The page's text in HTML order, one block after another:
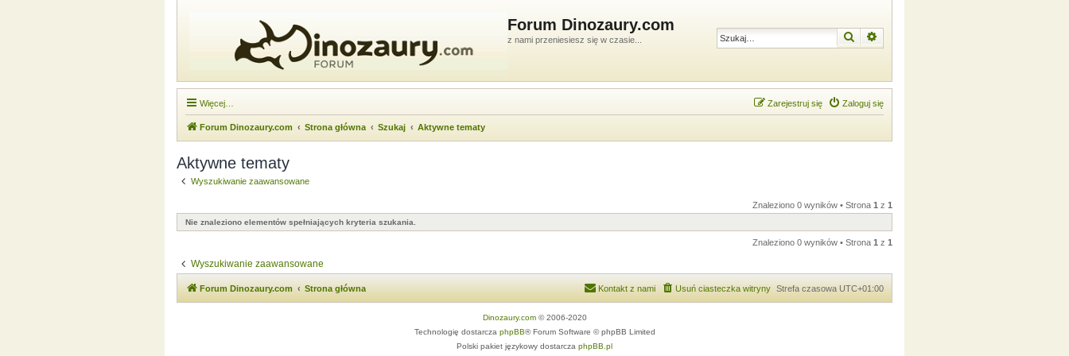
Forum Dinozaury.com
z nami przeniesiesz się w czasie... Szukaj
Więcej… Zaloguj się
Zarejestruj się
Forum Dinozaury.com Strona główna Szukaj Aktywne tematy
Aktywne tematy
Wyszukiwanie zaawansowane
Znaleziono 0 wyników • Strona 1 z 1
Nie znaleziono elementów spełniających kryteria szukania.
Znaleziono 0 wyników • Strona 1 z 1
Wyszukiwanie zaawansowane
Forum Dinozaury.com Strona główna Strefa czasowa UTC+01:00
Usuń ciasteczka witryny
Kontakt z nami
Dinozaury.com© 2006-2020
Technologię dostarcza phpBB® Forum Software © phpBB Limited
Polski pakiet językowy dostarcza phpBB.pl